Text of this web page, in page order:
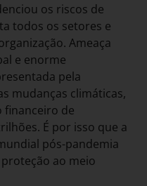
os riscos de
todos os setores e
Ameaça
e enorme
pela
mudanças climáticas,
financeiro de
É por isso que a
pós-pandemia
ao meio